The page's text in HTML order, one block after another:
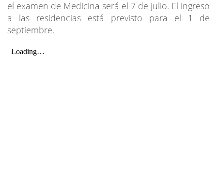
el examen de Medicina será el 7 de julio. El ingreso
a las residencias está previsto para el 1 de
septiembre.